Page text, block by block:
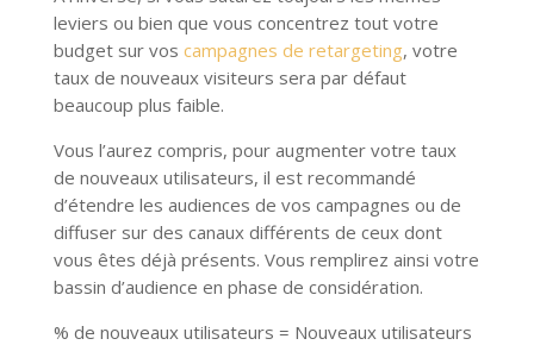
leviers ou bien que vous concentrez tout votre
budget sur vos campagnes de retargeting, votre
taux de nouveaux visiteurs sera par défaut
beaucoup plus faible.
Vous l’aurez compris, pour augmenter votre taux
de nouveaux utilisateurs, il est recommandé
d’étendre les audiences de vos campagnes ou de
diffuser sur des canaux différents de ceux dont
vous êtes déjà présents. Vous remplirez ainsi votre
bassin d’audience en phase de considération.
% de nouveaux utilisateurs = Nouveaux utilisateurs